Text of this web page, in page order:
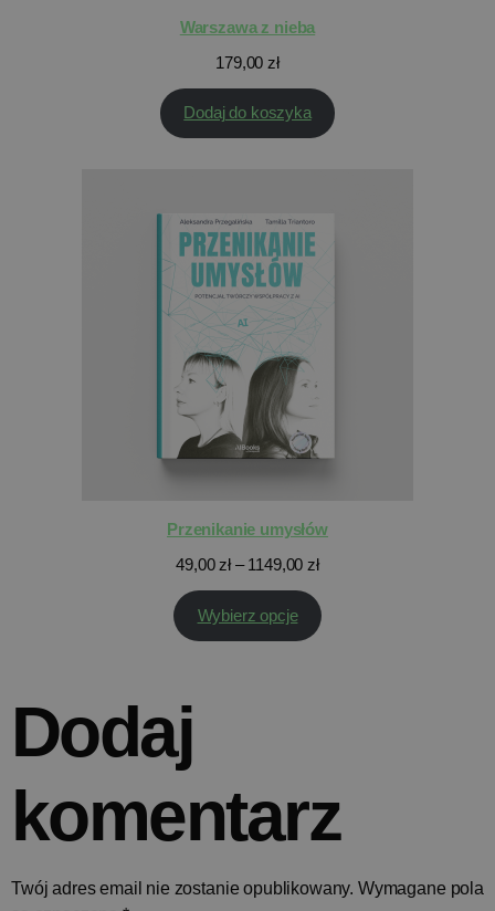
Warszawa z nieba
179,00 zł
Dodaj do koszyka
Przenikanie umysłów
49,00zł–1149,00zł
Wybierz opcje
Dodaj
komentarz
Twój adres email nie zostanie opublikowany. Wymagane pola